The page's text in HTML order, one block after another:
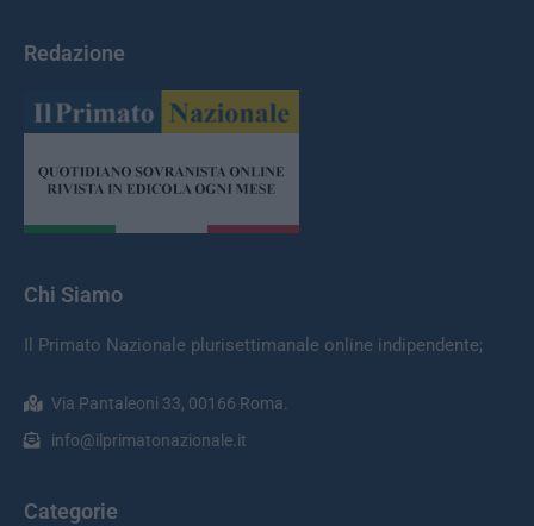
Redazione
Chi Siamo
Il Primato Nazionale plurisettimanale online indipendente;
Via Pantaleoni 33, 00166 Roma.
info@ilprimatonazionale.it
Categorie